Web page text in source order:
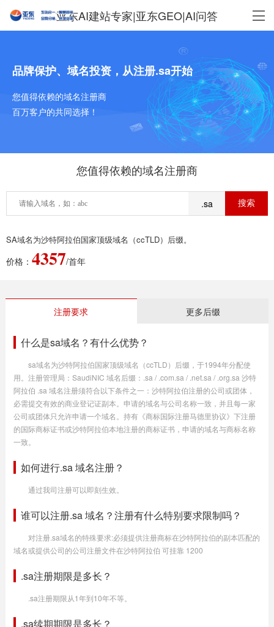
亚东AI建站专家|亚东GEO|AI问答
品牌保护、域名投资，从注册.sa开始
您值得依赖的域名注册商
百万客户的共同选择！
您值得依赖的域名注册商
.sa
SA域名为沙特阿拉伯国家顶级域名（ccTLD）后缀。
价格： 4357/首年
注册要求 更多后缀
什么是sa域名？有什么优势？
sa域名为沙特阿拉伯国家顶级域名（ccTLD）后缀，于1994年分配使
用。注册管理局：SaudiNIC 域名后缀：.sa / .com.sa / .net.sa / .org.sa 沙特
阿拉伯 .sa 域名注册须符合以下条件之一：沙特阿拉伯注册的公司或团体，
必需提交有效的商业登记证副本。申请的域名与公司名称一致，并且每一家
公司或团体只允许申请一个域名。持有《商标国际注册马德里协议》下注册
的国际商标证书或沙特阿拉伯本地注册的商标证书，申请的域名与商标名称
一致。
如何进行.sa 域名注册？
通过我司注册可以即刻生效。
谁可以注册.sa 域名？注册有什么特别要求限制吗？
对注册.sa域名的特殊要求:必须提供注册商标在沙特阿拉伯的副本匹配的
域名或提供公司的公司注册文件在沙特阿拉伯 可挂靠 1200
.sa注册期限是多长？
.sa注册期限从1年到10年不等。
.sa续期期限是多长？